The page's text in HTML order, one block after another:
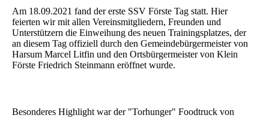
Am 18.09.2021 fand der erste SSV Förste Tag statt. Hier
feierten wir mit allen Vereinsmitgliedern, Freunden und
Unterstützern die Einweihung des neuen Trainingsplatzes, der
an diesem Tag offiziell durch den Gemeindebürgermeister von
Harsum Marcel Litfin und den Ortsbürgermeister von Klein
Förste Friedrich Steinmann eröffnet wurde.
Besonderes Highlight war der "Torhunger" Foodtruck von